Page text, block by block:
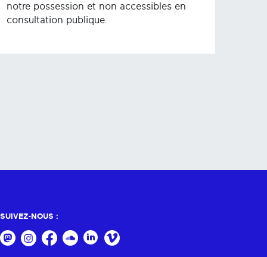
notre possession et non accessibles en
consultation publique.
SUIVEZ-NOUS :